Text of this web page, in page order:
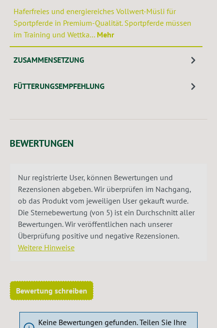
Haferfreies und energiereiches Vollwert-Müsli für
Sportpferde in Premium-Qualität. Sportpferde müssen
im Training und Wettka… Mehr
ZUSAMMENSETZUNG
FÜTTERUNGSEMPFEHLUNG
BEWERTUNGEN
Nur registrierte User, können Bewertungen und
Rezensionen abgeben. Wir überprüfen im Nachgang,
ob das Produkt vom jeweiligen User gekauft wurde.
Die Sternebewertung (von 5) ist ein Durchschnitt aller
Bewertungen. Wir veröffentlichen nach unserer
Überprüfung positive und negative Rezensionen.
Weitere Hinweise
Bewertung schreiben
Keine Bewertungen gefunden. Teilen Sie Ihre